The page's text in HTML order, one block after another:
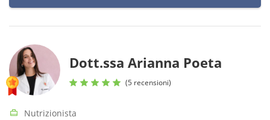
Dott.ssa Arianna Poeta
(5 recensioni)
Nutrizionista